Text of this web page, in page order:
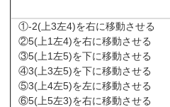
①-2(上3左4)を右に移動させる
②5(上1左4)を右に移動させる
③5(上1左5)を下に移動させる
④3(上3左5)を下に移動させる
⑤3(上4左5)を左に移動させる
⑥5(上5左3)を右に移動させる